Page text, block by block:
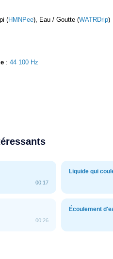
(HMNPee), Eau / Goutte (WATRDrip)
: 44 100 Hz
00:17
Liquide qui
00:26
Écoulement